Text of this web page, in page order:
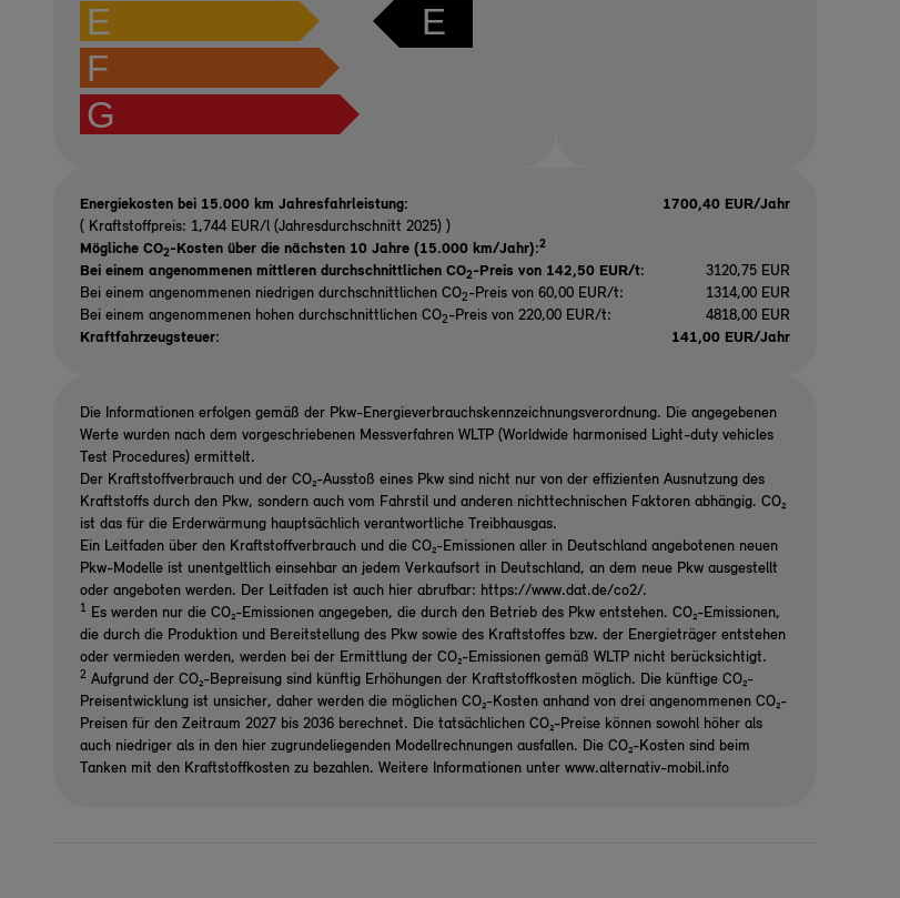
E
F
G
E
Energiekosten bei 15.000 km Jahresfahrleistung:
1700,40 EUR/Jahr
( Kraftstoffpreis: 1,744 EUR/l (Jahresdurchschnitt 2025) )
Mögliche CO2-Kosten über die nächsten 10 Jahre (15.000 km/Jahr):2
Bei einem angenommenen mittleren durchschnittlichen CO2-Preis von 142,50 EUR/t:
3120,75 EUR
Bei einem angenommenen niedrigen durchschnittlichen CO2-Preis von 60,00 EUR/t:
1314,00 EUR
Bei einem angenommenen hohen durchschnittlichen CO2-Preis von 220,00 EUR/t:
4818,00 EUR
Kraftfahrzeugsteuer:
141,00 EUR/Jahr
Die Informationen erfolgen gemäß der Pkw-Energieverbrauchskennzeichnungsverordnung. Die angegebenen
Werte wurden nach dem vorgeschriebenen Messverfahren WLTP (Worldwide harmonised Light-duty vehicles
Test Procedures) ermittelt.
Der Kraftstoffverbrauch und der CO₂-Ausstoß eines Pkw sind nicht nur von der effizienten Ausnutzung des
Kraftstoffs durch den Pkw, sondern auch vom Fahrstil und anderen nichttechnischen Faktoren abhängig. CO₂
ist das für die Erderwärmung hauptsächlich verantwortliche Treibhausgas.
Ein Leitfaden über den Kraftstoffverbrauch und die CO₂-Emissionen aller in Deutschland angebotenen neuen
Pkw-Modelle ist unentgeltlich einsehbar an jedem Verkaufsort in Deutschland, an dem neue Pkw ausgestellt
oder angeboten werden. Der Leitfaden ist auch hier abrufbar: https://www.dat.de/co2/.
1 Es werden nur die CO₂-Emissionen angegeben, die durch den Betrieb des Pkw entstehen. CO₂-Emissionen,
die durch die Produktion und Bereitstellung des Pkw sowie des Kraftstoffes bzw. der Energieträger entstehen
oder vermieden werden, werden bei der Ermittlung der CO₂-Emissionen gemäß WLTP nicht berücksichtigt.
2 Aufgrund der CO₂-Bepreisung sind künftig Erhöhungen der Kraftstoffkosten möglich. Die künftige CO₂-
Preisentwicklung ist unsicher, daher werden die möglichen CO₂-Kosten anhand von drei angenommenen CO₂-
Preisen für den Zeitraum 2027 bis 2036 berechnet. Die tatsächlichen CO₂-Preise können sowohl höher als
auch niedriger als in den hier zugrundeliegenden Modellrechnungen ausfallen. Die CO₂-Kosten sind beim
Tanken mit den Kraftstoffkosten zu bezahlen. Weitere Informationen unter www.alternativ-mobil.info